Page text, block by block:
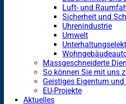
Luft- und
Sicherheit und
Uhrenindustrie
Umwelt
Massgeschneiderte
So können Sie mit uns
Geistiges Eigentum
EU-Projekte
Aktuelles